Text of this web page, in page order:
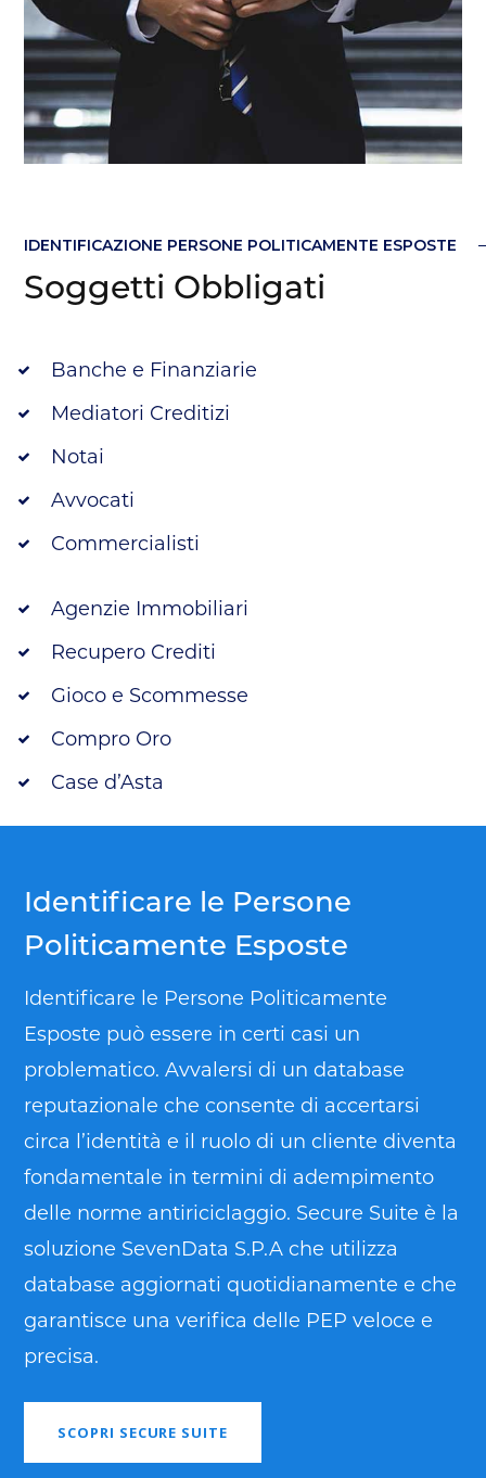
IDENTIFICAZIONE PERSONE POLITICAMENTE ESPOSTE
Soggetti Obbligati
Banche e Finanziarie
Mediatori Creditizi
Notai
Avvocati
Commercialisti
Agenzie Immobiliari
Recupero Crediti
Gioco e Scommesse
Compro Oro
Case d’Asta
Identificare le Persone
Politicamente Esposte
Identificare le Persone Politicamente
Esposte può essere in certi casi un
problematico. Avvalersi di un database
reputazionale che consente di accertarsi
circa l’identità e il ruolo di un cliente diventa
fondamentale in termini di adempimento
delle norme antiriciclaggio. Secure Suite è la
soluzione SevenData S.P.A che utilizza
database aggiornati quotidianamente e che
garantisce una verifica delle PEP veloce e
precisa.
SCOPRI SECURE SUITE